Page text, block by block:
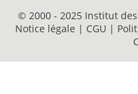
© 2000 - 2025 Institut
Notice légale | CGU |